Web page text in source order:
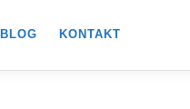
BLOG KONTAKT